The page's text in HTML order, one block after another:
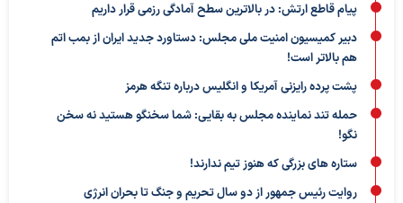
پیام قاطع ارتش: در بالاترین سطح آمادگی رزمی قرار داریم
دبیر کمیسیون امنیت ملی مجلس: دستاورد جدید ایران از بمب اتم
هم بالاتر است!
پشت پرده رایزنی آمریکا و انگلیس درباره تنگه هرمز
حمله تند نماینده مجلس به بقایی: شما سخنگو هستید نه سخن
نگو!
ستاره های بزرگی که هنوز تیم ندارند!
روایت رئیس جمهور از دو سال تحریم و جنگ تا بحران انرژی